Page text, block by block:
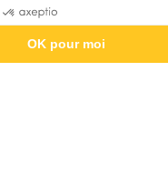
OK pour moi